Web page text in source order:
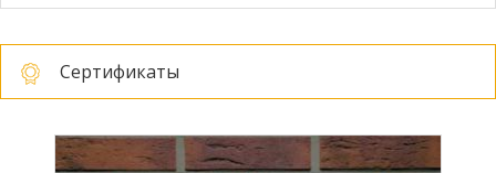
Сертификаты